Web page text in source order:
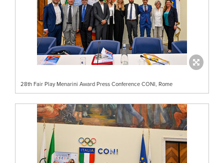
28th Fair Play Menarini Award Press Conference CONI, Rome